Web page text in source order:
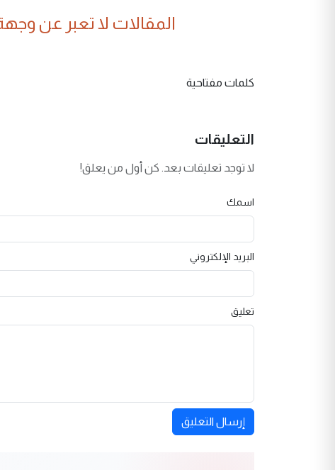
المقالات لا تعبر عن وجهة
كلمات مفتاحية
التعليقات
لا توجد تعليقات بعد. كن أول من يعلق!
اسمك
البريد الإلكتروني
تعليق
إرسال التعليق